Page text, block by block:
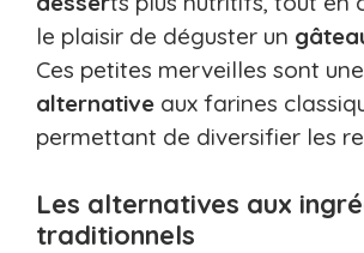
le plaisir de déguster un
Ces petites merveilles sont
alternative aux farines
permettant de diversifier les
Les alternatives aux
traditionnels